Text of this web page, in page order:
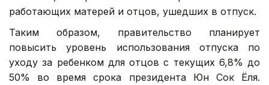
работающих матерей и отцов, ушедших в отпуск.
Таким образом, правительство планирует
повысить уровень использования отпуска по
уходу за ребенком для отцов с текущих 6,8% до
50% во время срока президента Юн Сок Ёля.